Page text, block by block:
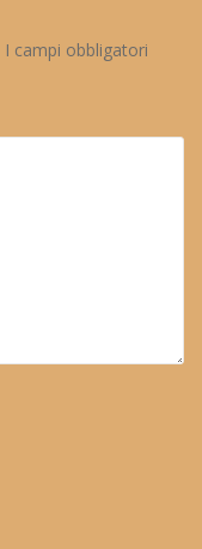
I campi obbligatori